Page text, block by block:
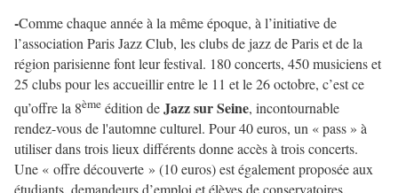
-Comme chaque année à la même époque, à l’initiative de
l’association Paris Jazz Club, les clubs de jazz de Paris et de la
région parisienne font leur festival. 180 concerts, 450 musiciens et
25 clubs pour les accueillir entre le 11 et le 26 octobre, c’est ce
qu’offre la 8ème édition deJazz sur Seine, incontournable
rendez-vous de l'automne culturel. Pour 40 euros, un « pass » à
utiliser dans trois lieux différents donne accès à trois concerts.
Une « offre découverte » (10 euros) est également proposée aux
étudiants, demandeurs d’emploi et élèves de conservatoires.